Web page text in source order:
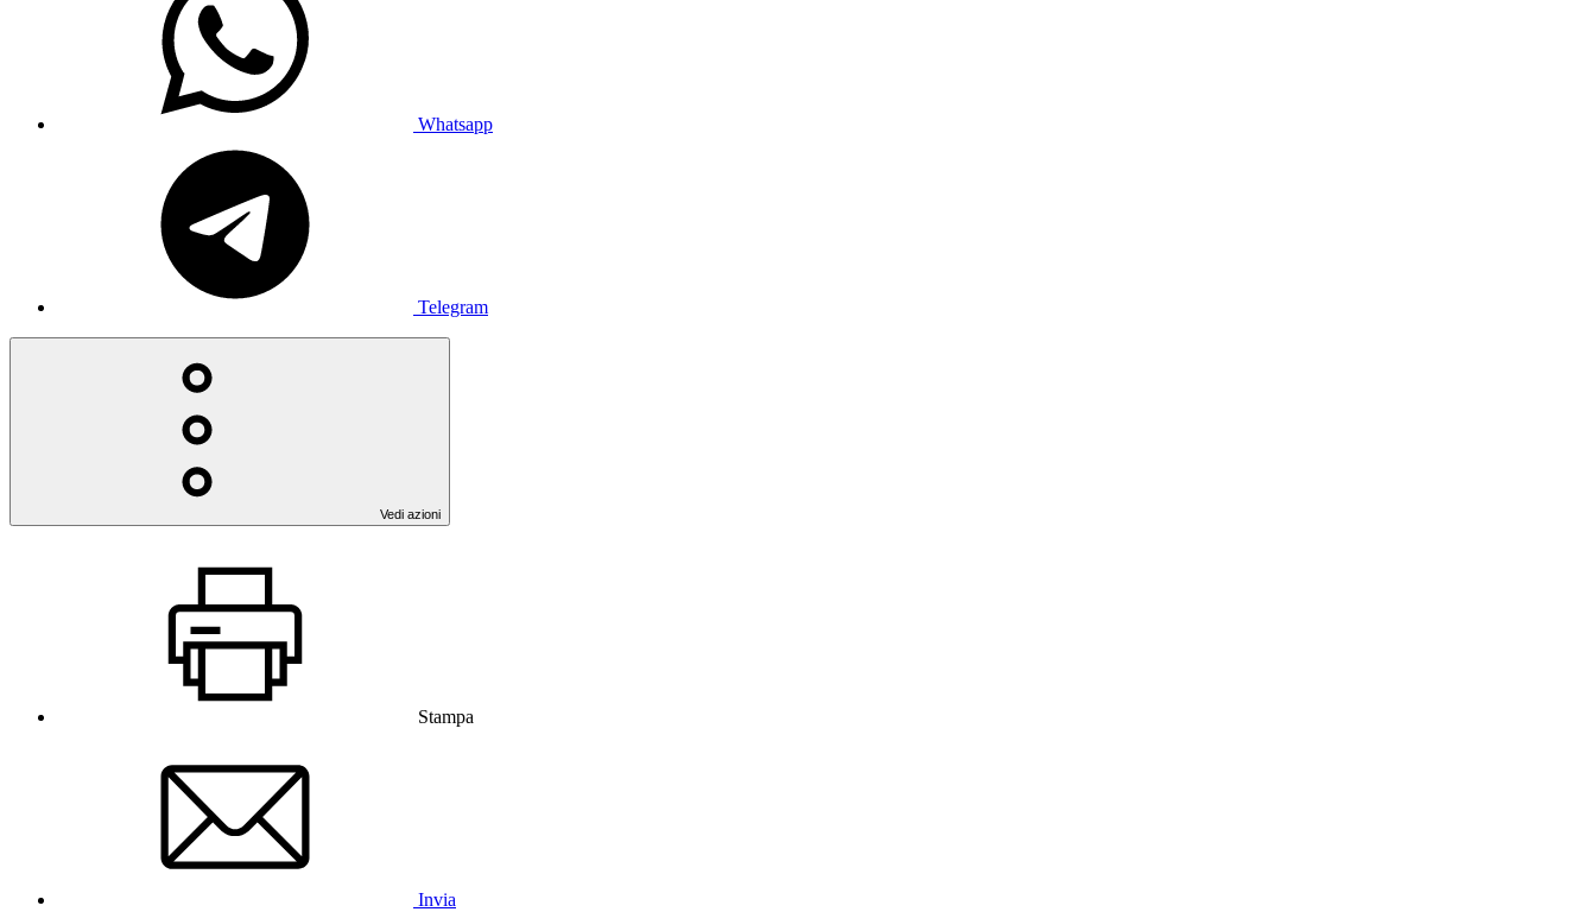
Whatsapp
Telegram
Vedi azioni
Stampa
Invia